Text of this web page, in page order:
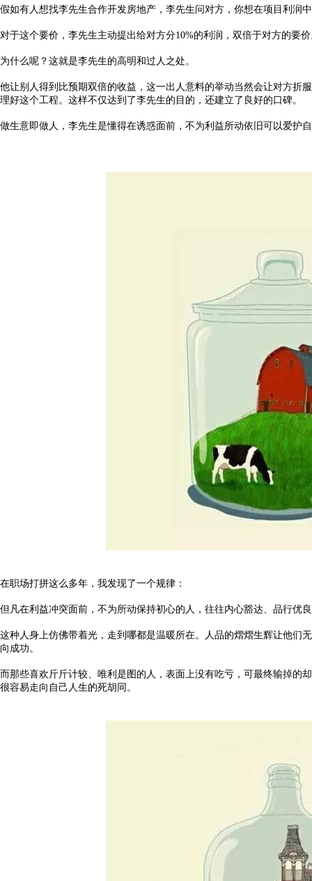
假如有人想找李先生合作开发房地产，李先生问对方，你想在项目利润
对于这个要价，李先生主动提出给对方分10%的利润，双倍于对方的要
为什么呢？这就是李先生的高明和过人之处。
他让别人得到比预期双倍的收益，这一出人意料的举动当然会让对方折
理好这个工程。这样不仅达到了李先生的目的，还建立了良好的口碑。
做生意即做人，李先生是懂得在诱惑面前，不为利益所动依旧可以爱护
在职场打拼这么多年，我发现了一个规律：
但凡在利益冲突面前，不为所动保持初心的人，往往内心豁达、品行优
这种人身上仿佛带着光，走到哪都是温暖所在。人品的熠熠生辉让他们
向成功。
而那些喜欢斤斤计较、唯利是图的人，表面上没有吃亏，可最终输掉的
很容易走向自己人生的死胡同。